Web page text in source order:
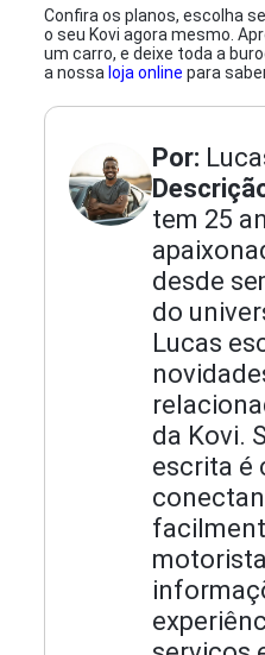
Confira os planos, escolha
o seu Kovi agora mesmo.
um carro, e deixe toda a
a nossa loja online para
Por:
tem 25
desde
do
Lucas
da Kovi.
escrita é